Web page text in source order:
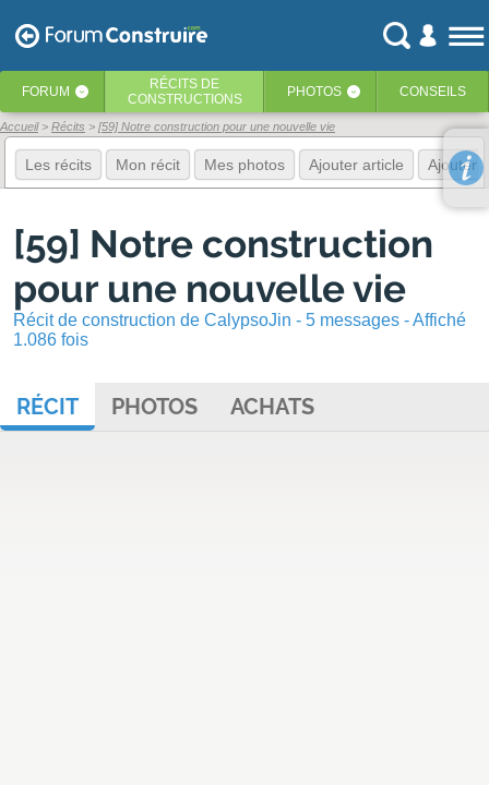
FORUM ‹ RÉCITS DE
CONSTRUCTIONS
PHOTOS ‹ CONSEILS
Accueil Récits [59] Notre construction pour une nouvelle vie
Les récits Mon récit Mes photos Ajouter article Ajouter
[59] Notre construction
pour une nouvelle vie
Récit de construction de CalypsoJin - 5 messages - Affiché
1.086 fois
RÉCIT PHOTOS ACHATS